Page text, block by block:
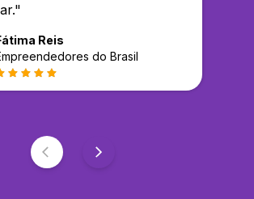
"
Reis
do Brasil